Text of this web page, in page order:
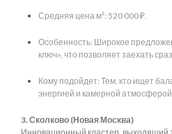
Средняя цена м²: 520 000 ₽.
Особенность: Широкое
ключ», что позволяет заехать
Кому подойдет: Тем, кто ищет
энергией и камерной
3. Сколково (Новая Москва)